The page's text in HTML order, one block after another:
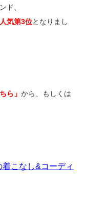
ド、
人気第3位となりまし
ら」 から、もしくは
着こなし&コーディ